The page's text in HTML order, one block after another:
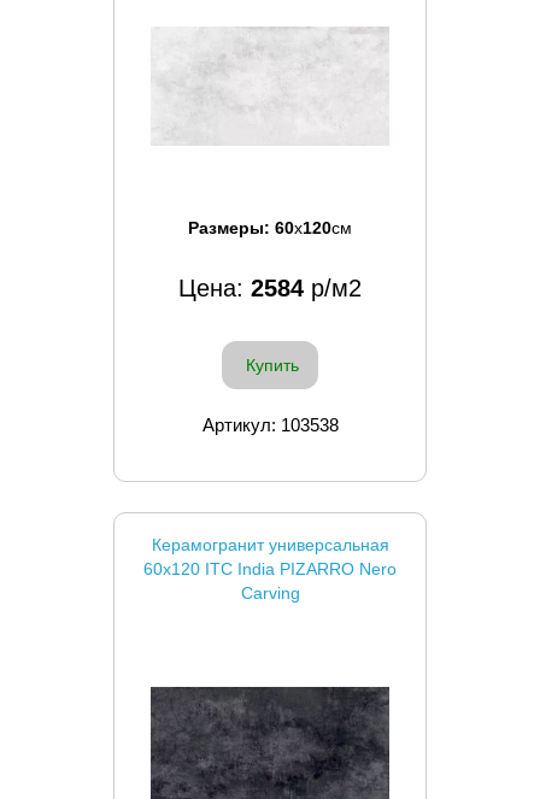
Размеры: 60x120см
Цена: 2584 р/м2
Купить
Артикул: 103538
Керамогранит универсальная
60x120 ITC India PIZARRO Nero
Carving